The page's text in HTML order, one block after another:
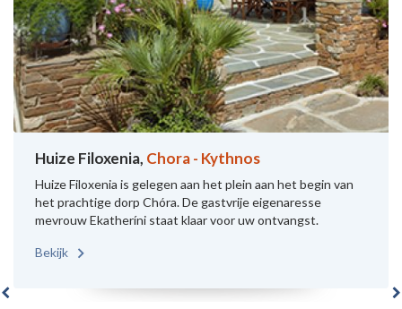
Huize Filoxenia, Chora - Kythnos
Huize Filoxenia is gelegen aan het plein aan het begin van
het prachtige dorp Chóra. De gastvrije eigenaresse
mevrouw Ekatheríni staat klaar voor uw ontvangst.
Bekijk